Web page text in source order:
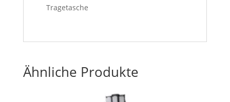
Tragetasche
Ähnliche Produkte